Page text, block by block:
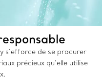
s’efforce de se procurer
précieux qu’elle utilise